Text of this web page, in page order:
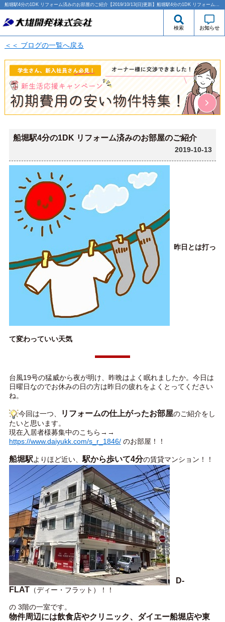
船堀駅4分の1DK リフォーム済みのお部屋のご紹介【2019/10/13(日)更新】船堀駅4分の1DK リフォーム済みのお部屋のご紹介 | 西大島・江東区エリアの賃貸のことなら大雄開発株式会社
検索 お知らせ
＜＜ ブログの一覧へ戻る
船堀駅4分の1DK リフォーム済みのお部屋のご紹介
2019-10-13
昨日とは打っ
て変わっていい天気
台風19号の猛威から夜が明け、昨晩はよく眠れましたか。今日は
日曜日なのでお休みの日の方は昨日の疲れをよくとってください
ね。
今回は一つ、 リフォームの仕上がったお部屋のご紹介をし
たいと思います。
現在入居者様募集中のこちら→→
https://www.daiyukk.com/s_r_1846/のお部屋！！
船堀駅よりほど近い、駅から歩いて4分の賃貸マンション！！
D-
FLAT（ディー・フラット）！！
の 3階の一室です。
物件周辺には飲食店やクリニック、ダイエー船堀店や東